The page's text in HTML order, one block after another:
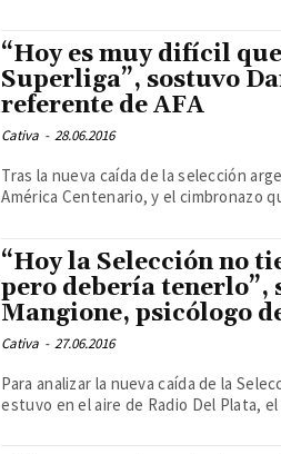
“Hoy es muy difícil
Superliga”, sostuvo
referente de AFA
Cativa - 28.06.2016
Tras la nueva caída de la selección
América Centenario, y el cimbronazo
“Hoy la Selección no
pero debería tenerlo”,
Mangione, psicólogo
Cativa - 27.06.2016
Para analizar la nueva caída de la
estuvo en el aire de Radio Del Plata,